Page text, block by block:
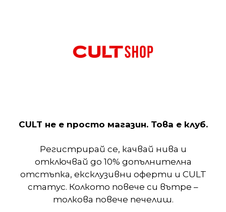
материали, които ви помагат да се чувствате
Подобни продукти
CULT не е просто магазин. Това е клуб.
Регистрирай се, качвай нива и
отключвай до 10% допълнителна
отстъпка, ексклузивни оферти и CULT
статус. Колкото повече си вътре –
толкова повече печелиш.